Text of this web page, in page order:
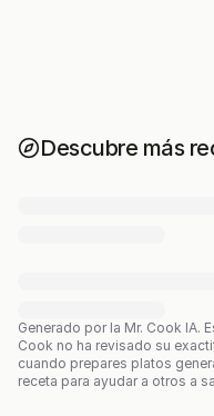
Descubre más
Generado por la Mr. Cook IA.
Cook no ha revisado su
cuando prepares platos
receta para ayudar a otros a